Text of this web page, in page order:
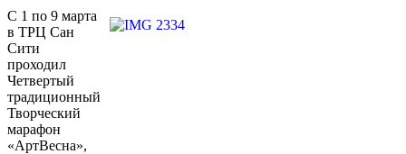
С 1 по 9 марта
в ТРЦ Сан
Сити
проходил
Четвертый
традиционный
Творческий
марафон
«АртВесна»,